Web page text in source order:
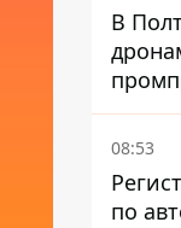
В
08:53
по